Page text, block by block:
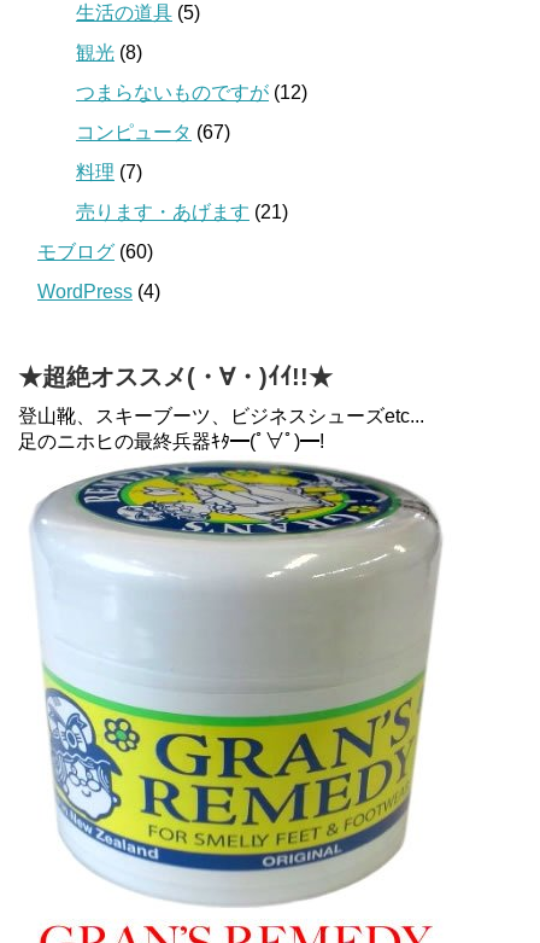
生活の道具 (5)
観光 (8)
つまらないものですが (12)
コンピュータ (67)
料理 (7)
売ります・あげます (21)
モブログ (60)
WordPress (4)
★超絶オススメ(・∀・)ｲｲ!!★
登山靴、スキーブーツ、ビジネスシューズetc...
足のニホヒの最終兵器ｷﾀ━(ﾟ∀ﾟ)━!